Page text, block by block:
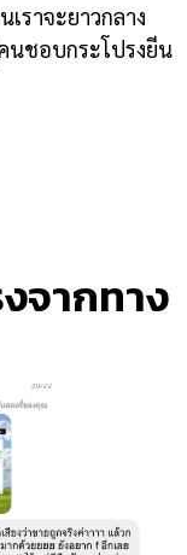
ราจะยาวกลาง
นชอบกระโปรงยีน
จากทาง